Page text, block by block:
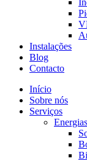
Instalações
Blog
Contacto
Início
Sobre nós
Serviços